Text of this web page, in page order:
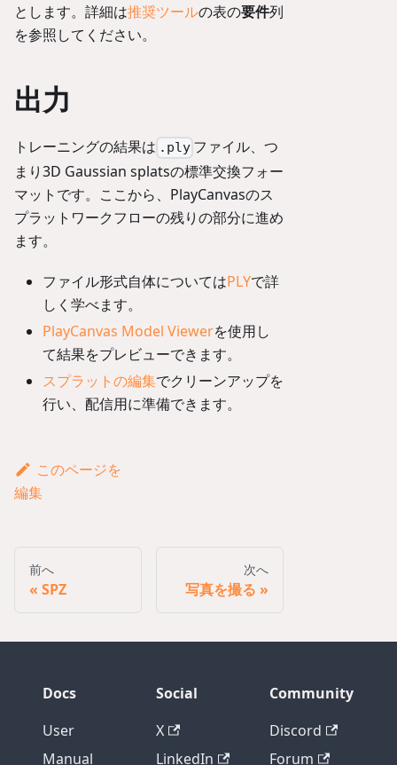
とします。詳細は推奨ツールの表の要件列
を参照してください。
出力
トレーニングの結果は .ply ファイル、つ
まり3D Gaussian splatsの標準交換フォー
マットです。ここから、PlayCanvasのス
プラットワークフローの残りの部分に進め
ます。
ファイル形式自体についてはPLYで詳
しく学べます。
PlayCanvas Model Viewerを使用し
て結果をプレビューできます。
スプラットの編集でクリーンアップを
行い、配信用に準備できます。
このページを
編集
前へ
SPZ
次へ
写真を撮る
Docs
User
Manual
Social
X
LinkedIn
Community
Discord
Forum